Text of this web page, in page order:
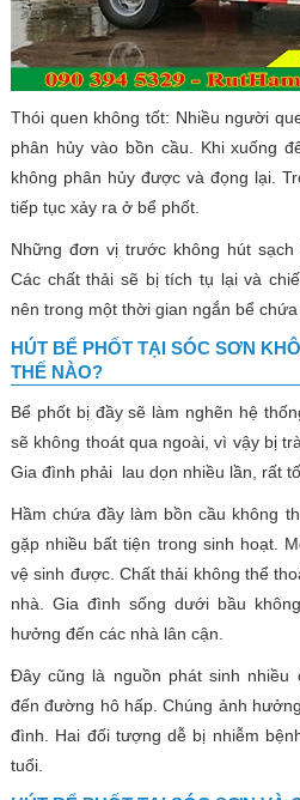
Thói quen không tốt: Nhiều người
phân hủy vào bồn cầu. Khi xuống
không phân hủy được và đọng lại.
tiếp tục xảy ra ở bể phốt.
Những đơn vị trước không hút sạch
Các chất thải sẽ bị tích tụ lại và
nên trong một thời gian ngắn bể
HÚT BỂ PHỐT TẠI SÓC SƠN
THẾ NÀO?
Bể phốt bị đầy sẽ làm nghẽn hệ
sẽ không thoát qua ngoài, vì vậy bị
Gia đình phải lau dọn nhiều lần, rất
Hầm chứa đầy làm bồn cầu không
gặp nhiều bất tiện trong sinh hoạt.
vệ sinh được. Chất thải không thể
nhà. Gia đình sống dưới bầu
hưởng đến các nhà lân cận.
Đây cũng là nguồn phát sinh nhiều
đến đường hô hấp. Chúng ảnh
đình. Hai đối tượng dễ bị nhiễm
tuổi.